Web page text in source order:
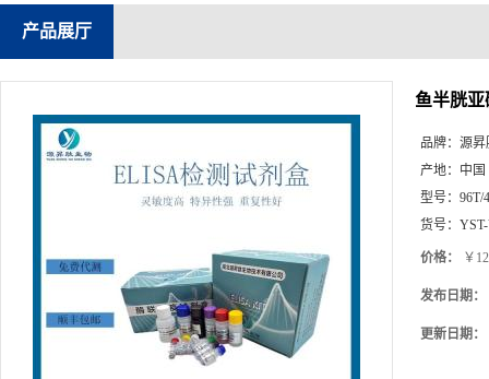
产品展厅
鱼半胱
品牌： 源昇
产地： 中国
型号： 96T/
货号：
价格： ￥
发布日期：
更新日期：